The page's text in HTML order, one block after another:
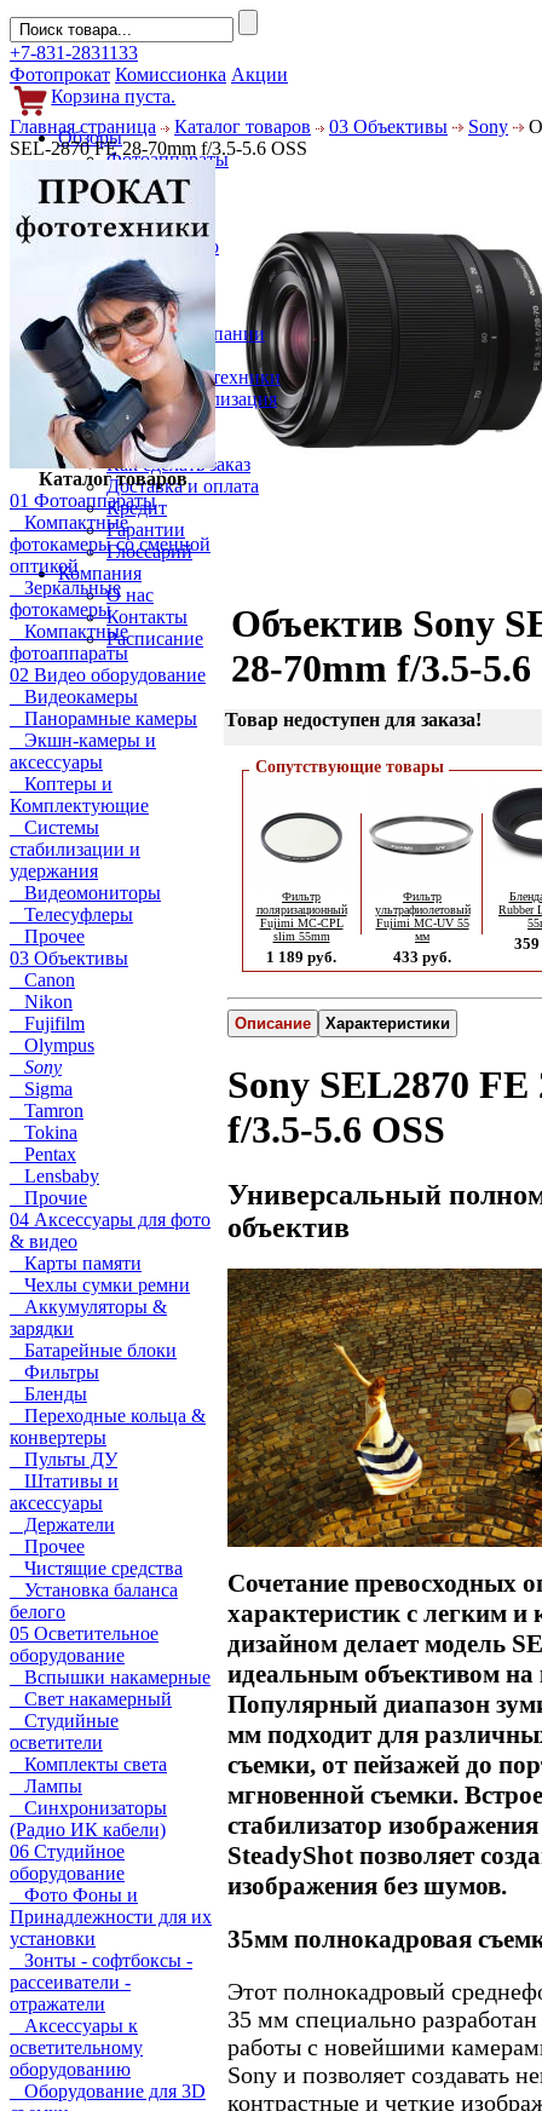
+7-831-2831133
Фотопрокат Комиссионка Акции
Корзина пуста.
Обзоры
Фотоаппараты
Объективы
Фильтры
Новости
Фото и видео
Гаджеты
Аксессуары
Слухи
Новости компании
Услуги
Прокат фототехники
Выкуп и реализация
Покупателям
Акции
Как сделать заказ
Доставка и оплата
Кредит
Гарантии
Глоссарий
Компания
О нас
Контакты
Расписание
Главная страница Каталог товаров 03 Объективы Sony
SEL-2870 FE 28-70mm f/3.5-5.6 OSS
Каталог товаров
01 Фотоаппараты
Компактные
фотокамеры со сменной
оптикой
Зеркальные
фотокамеры
Компактные
фотоаппараты
02 Видео оборудование
Видеокамеры
Панорамные камеры
Экшн-камеры и
аксессуары
Коптеры и
Комплектующие
Системы
стабилизации и
удержания
Видеомониторы
Телесуфлеры
Прочее
03 Объективы
Canon
Nikon
Fujifilm
Olympus
Sony
Sigma
Tamron
Tokina
Pentax
Lensbaby
Прочие
04 Аксессуары для фото
& видео
Карты памяти
Чехлы сумки ремни
Аккумуляторы &
зарядки
Батарейные блоки
Фильтры
Бленды
Переходные кольца &
конвертеры
Пульты ДУ
Штативы и
аксессуары
Держатели
Прочее
Чистящие средства
Установка баланса
белого
05 Осветительное
оборудование
Вспышки накамерные
Свет накамерный
Студийные
осветители
Комплекты света
Лампы
Синхронизаторы
(Радио ИК кабели)
06 Студийное
оборудование
Фото Фоны и
Принадлежности для их
установки
Зонты - софтбоксы -
рассеиватели -
отражатели
Аксессуары к
осветительному
оборудованию
Оборудование для 3D
Объектив Sony
28-70mm f/3.5-5.6
Товар недоступен для заказа!
Сопутствующие товары
Фильтр
поляризационный
Fujimi MC-CPL
slim 55mm
1 189 руб.
Фильтр
ультрафиолетовый
Fujimi MC-UV 55
мм
433 руб.
Rubber
Описание Характеристики
Sony SEL2870 FE
f/3.5-5.6 OSS
Универсальный
объектив
Сочетание превосходных
характеристик с легким
дизайном делает модель
идеальным объективом
Популярный диапазон
мм подходит для
съемки, от пейзажей до
мгновенной съемки.
стабилизатор
SteadyShot позволяет
изображения без шумов.
35мм полнокадровая
Этот полнокадровый
35 мм специально
работы с новейшими
Sony и позволяет создавать
контрастные и четкие